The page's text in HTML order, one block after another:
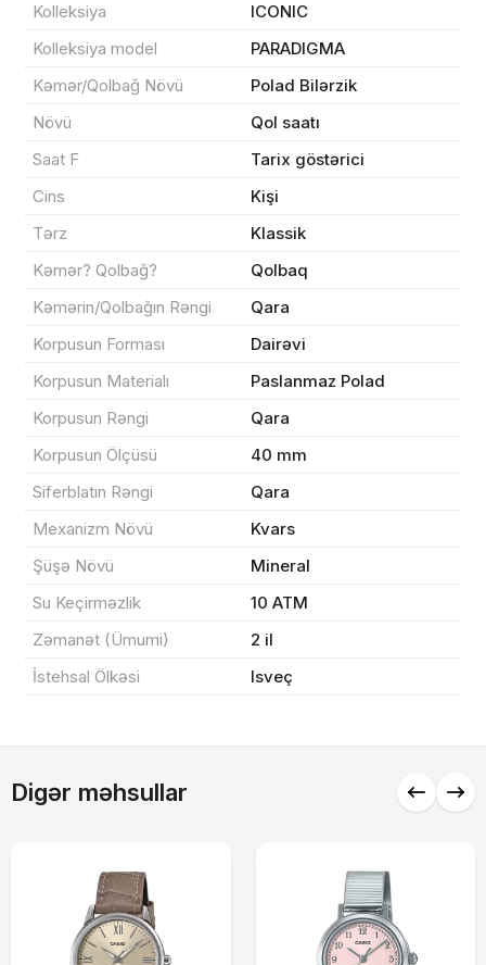
Kolleksiya
ICONIC
Kolleksiya model
PARADIGMA
Kəmər/Qolbağ Növü
Polad Bilərzik
Növü
Qol saatı
Saat F
Tarix göstərici
Cins
Kişi
Tərz
Klassik
Kəmər? Qolbağ?
Qolbaq
Kəmərin/Qolbağın Rəngi
Qara
Korpusun Forması
Dairəvi
Korpusun Materialı
Paslanmaz Polad
Korpusun Rəngi
Qara
Korpusun Ölçüsü
40 mm
Siferblatın Rəngi
Qara
Mexanizm Növü
Kvars
Şüşə Növü
Mineral
Su Keçirməzlik
10 ATM
Zəmanət (Ümumi)
2 il
İstehsal Ölkəsi
Isveç
Digər məhsullar
Məhsul(lar) səbətə əlavə edildi
Sifarişin detalları
Məhsul toplam
Endirim
Çatdırılma
Sifarişi rəsmiləşdir